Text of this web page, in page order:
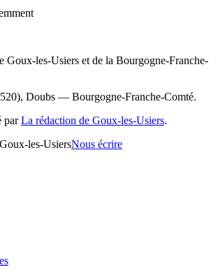
Goux-les-Usiers et de la Bourgogne-Franche-
Doubs — Bourgogne-Franche-Comté.
parLa rédaction de Goux-les-Usiers.
les-UsiersNous écrire